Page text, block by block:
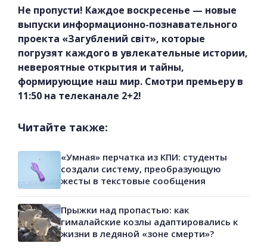
Не пропусти! Каждое воскресенье — новые
выпуски информационно-познавательного
проекта «Загублений світ», которые
погрузят каждого в увлекательные истории,
невероятные открытия и тайны,
формирующие наш мир. Смотри премьеру в
11:50 на телеканале 2+2!
Читайте также:
«Умная» перчатка из КПИ: студенты
создали систему, преобразующую
жесты в текстовые сообщения
Прыжки над пропастью: как
гималайские козлы адаптировались к
жизни в ледяной «зоне смерти»?